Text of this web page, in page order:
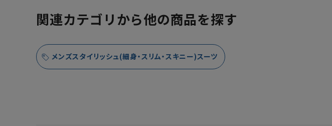
関連カテゴリから他の商品を探す
メンズスタイリッシュ(細身・スリム・スキニー)スーツ